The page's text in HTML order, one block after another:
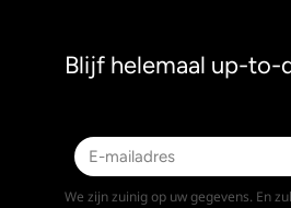
Blijf helemaal up-to-
We zijn zuinig op uw gegevens. En